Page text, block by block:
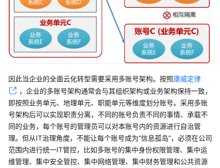
计
Landing
Zone
设
计
全
面
云
化
的
IT
治
理
因此当企业的全面云化转型需要采用多账号架构。按照康威定律
，企业的多账号架构通常会与其组织架构或业务架构保持一致，
即按照业务单元、地理单元、职能单元等维度划分账号。采用多账
号架构后可以实现职责分离，不同的账号负责不同的事情、承载不
同的业务，每个账号的管理员可以对本账号内的资源进行自治管
理。但从IT治理角度，不能让每个账号成为“信息孤岛”，必须在公司
范围内进行统一IT管控，比如多账号的集中身份权限管理、集中运
维管理、集中安全管控、集中网络管理、集中财务管理和公共资源